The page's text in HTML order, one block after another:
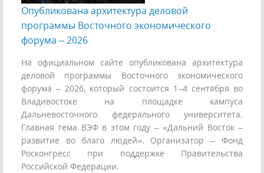
Опубликована архитектура деловой
программы Восточного экономического
форума – 2026
На официальном сайте опубликована архитектура
деловой программы Восточного экономического
форума – 2026, который состоится 1–4 сентября во
Владивостоке на площадке кампуса
Дальневосточного федерального университета.
Главная тема ВЭФ в этом году – «Дальний Восток –
развитие во благо людей». Организатор – Фонд
Росконгресс при поддержке Правительства
Российской Федерации.